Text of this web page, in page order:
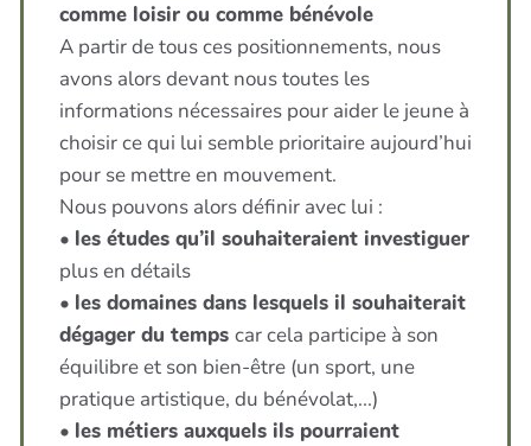
comme loisir ou comme bénévole
A partir de tous ces positionnements, nous
avons alors devant nous toutes les
informations nécessaires pour aider le jeune à
choisir ce qui lui semble prioritaire aujourd’hui
pour se mettre en mouvement.
Nous pouvons alors définir avec lui :
• les études qu’il souhaiteraient investiguer
plus en détails
• les domaines dans lesquels il souhaiterait
dégager du temps car cela participe à son
équilibre et son bien-être (un sport, une
pratique artistique, du bénévolat,...)
• les métiers auxquels ils pourraient